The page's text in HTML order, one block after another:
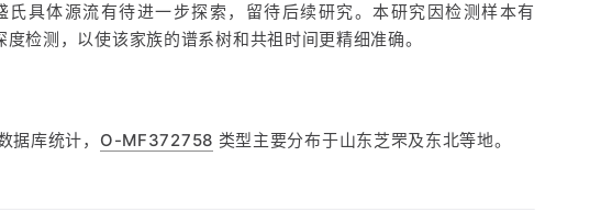
氏具体源流有待进一步探索，留待后续研究。本研究因检测样本有
检测，以使该家族的谱系树和共祖时间更精细准确。
据库统计， O-MF372758 类型主要分布于山东芝罘及东北等地。